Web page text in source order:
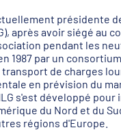
présidente
après avoir siégé au
pendant les
1987 par un consortium
de charges
en prévision du
s'est développé pour
du Nord et du
régions d'Europe.